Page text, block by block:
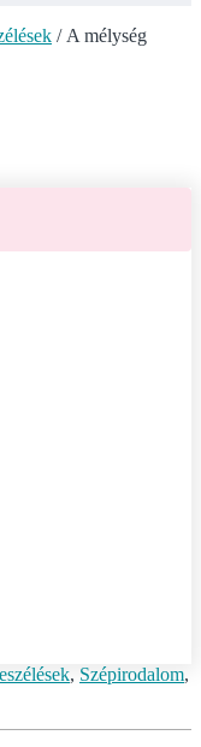
/ A mélység
, Szépirodalom,